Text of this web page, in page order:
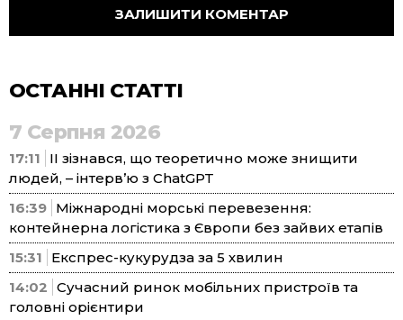
ОСТАННІ СТАТТІ
7 Серпня 2026
17:11
ІІ зізнався, що теоретично може знищити
людей, – інтерв’ю з ChatGPT
16:39 Міжнародні морські перевезення:
контейнерна логістика з Європи без зайвих етапів
15:31
Експрес-кукурудза за 5 хвилин
14:02 Сучасний ринок мобільних пристроїв та
головні орієнтири